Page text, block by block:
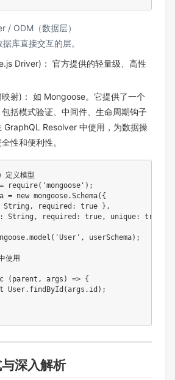
/ ODM（数据层）
库直接交互的层。
Driver)： 官方提供的轻量级、高性
射)： 如 Mongoose。它提供了一个
括模式验证、中间件、生命周期钩子
GraphQL Resolver 中使用，为数据操
性和便利性。
义模型
= require( 'mongoose' ) ;
= new mongoose.Schema( {
String , required : true } ,
: String , required : true , unique: true
.model ( 'User' , userSchema) ;
使用
( parent , args ) => {
User. findById (args . id ) ;
深入解析